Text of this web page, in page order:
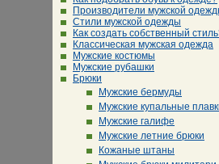
Производители мужской
Стили мужской одежды
Как создать собственный
Классическая мужская одежда
Мужские костюмы
Мужские рубашки
Брюки
Мужские бермуды
Мужские купальные
Мужские галифе
Мужские летние брюки
Кожаные штаны